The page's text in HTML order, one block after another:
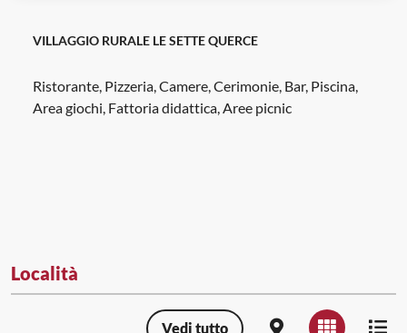
VILLAGGIO RURALE LE SETTE QUERCE
Ristorante, Pizzeria, Camere, Cerimonie, Bar, Piscina,
Area giochi, Fattoria didattica, Aree picnic
Località
Vedi tutto